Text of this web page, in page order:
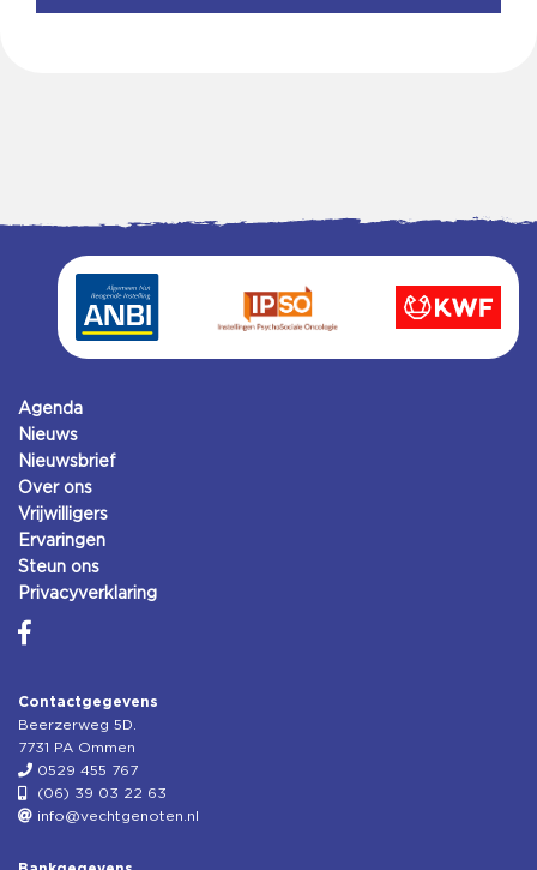
Agenda
Nieuws
Nieuwsbrief
Over ons
Vrijwilligers
Ervaringen
Steun ons
Privacyverklaring
Contactgegevens
Beerzerweg 5D.
7731 PA Ommen
0529 455 767
(06) 39 03 22 63
info@vechtgenoten.nl